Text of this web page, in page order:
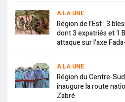
A LA UNE
Région de l’Est : 3
dont 3 expatriés et 1
attaque sur l’axe
A LA UNE
Région du Centre-
inaugure la route
Zabré